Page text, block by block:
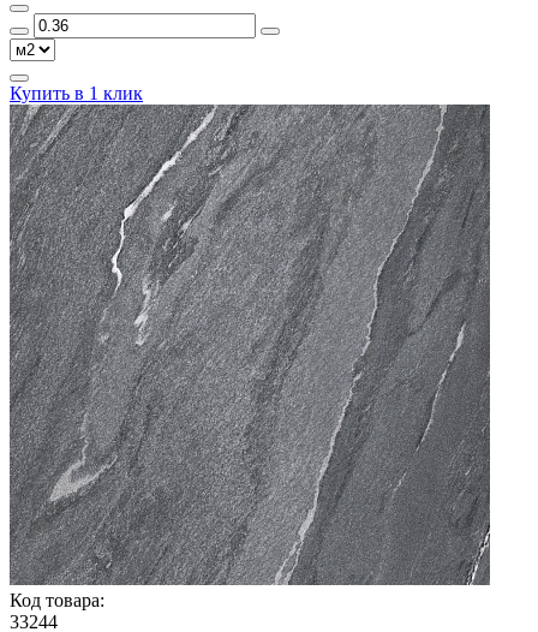
Купить в 1 клик
Код товара:
33244